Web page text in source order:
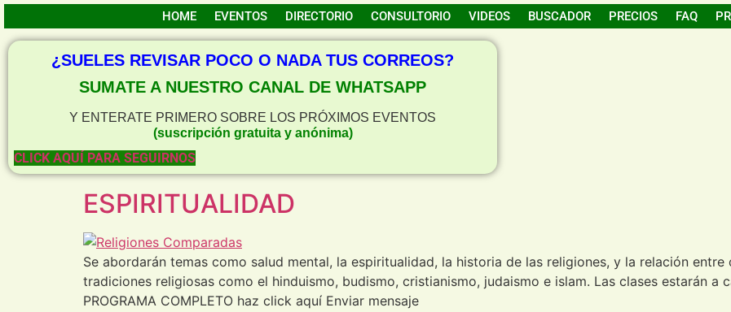
HOME EVENTOS DIRECTORIO CONSULTORIO VIDEOS BUSCADOR PRECIOS FAQ
¿SUELES REVISAR POCO O NADA TUS CORREOS?
SUMATE A NUESTRO CANAL DE WHATSAPP
Y ENTERATE PRIMERO SOBRE LOS PRÓXIMOS EVENTOS
(suscripción gratuita y anónima)
CLICK AQUÍ PARA SEGUIRNOS
ESPIRITUALIDAD
Se abordarán temas como salud mental, la espiritualidad, la historia de las religiones, y la relación
tradiciones religiosas como el hinduismo, budismo, cristianismo, judaismo e islam. Las clases estarán a
PROGRAMA COMPLETO haz click aquí Enviar mensaje